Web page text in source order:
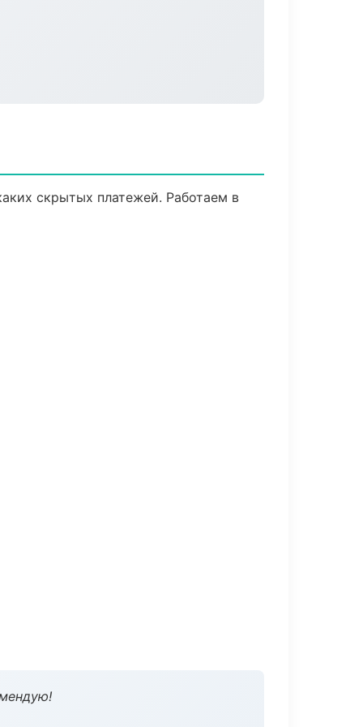
скрытых платежей. Работаем в